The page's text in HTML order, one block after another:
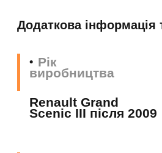
Додаткова інформація
Рік
виробництва
Renault Grand
Scenic III після 2009